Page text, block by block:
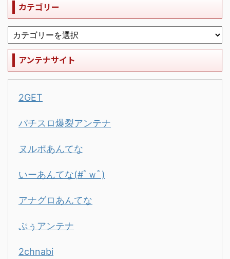
カテゴリー
アンテナサイト
2GET
パチスロ爆裂アンテナ
ヌルポあんてな
いーあんてな(#ﾟｗﾟ)
アナグロあんてな
ぷぅアンテナ
2chnabi